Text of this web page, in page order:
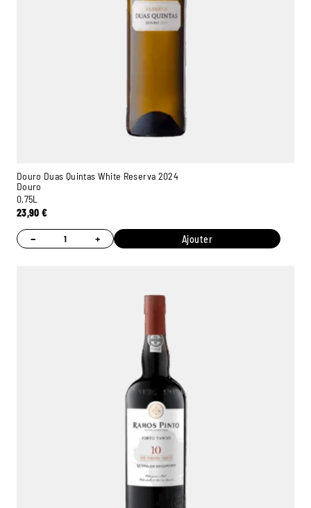
Douro Duas Quintas White Reserva 2024
Douro
0,75L
23,90€
− + Ajouter